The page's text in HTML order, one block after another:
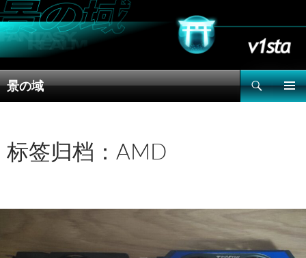
景の域
搜
索
文
标签归档：AMD